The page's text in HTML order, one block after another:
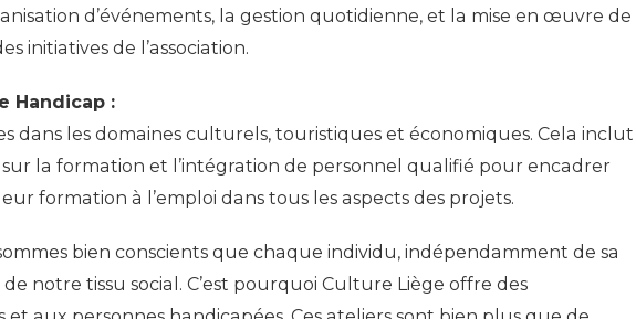
d’événements, la gestion quotidienne, et la mise en œuvre de
initiatives de l’association.
Handicap :
dans les domaines culturels, touristiques et économiques. Cela inclut
la formation et l’intégration de personnel qualifié pour encadrer
formation à l’emploi dans tous les aspects des projets.
bien conscients que chaque individu, indépendamment de sa
notre tissu social. C’est pourquoi Culture Liège offre des